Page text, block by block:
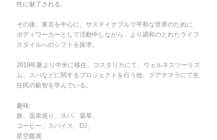
性に魅了される。
その後、東京を中心に、サステイナブルで平和な世界のために、
ボディワーカーとして活動中しながら、より調和のとれたライフ
スタイルへのシフトを探求。
2019年夏より中米に移住。コスタリカにて、ウェルネスツーリズ
ム、スパなどに関するプロジェクトを行う他、グアテマラにて先
住民の叡智を学んでいる。
趣味:
旅、温泉巡り、スパ、薬草、
コーヒー、スパイス、DJ、
星空鑑賞